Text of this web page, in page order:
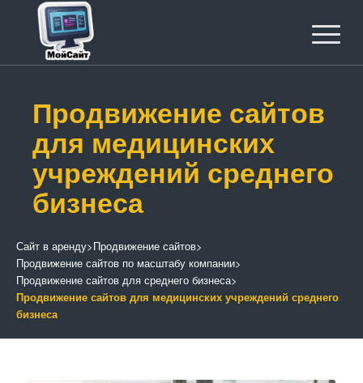
Продвижение сайтов
для медицинских
учреждений среднего
бизнеса
Сайт в аренду>Продвижение сайтов>
Продвижение сайтов по масштабу компании>
Продвижение сайтов для среднего бизнеса>
Продвижение сайтов для медицинских учреждений среднего
бизнеса